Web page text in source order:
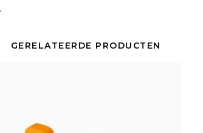
GERELATEERDE PRODUCTEN